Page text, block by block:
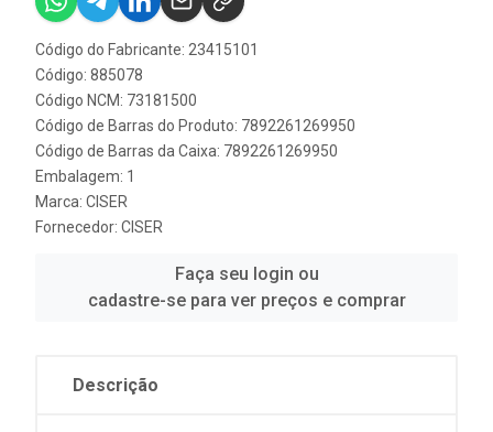
Código do Fabricante: 23415101
Código: 885078
Código NCM: 73181500
Código de Barras do Produto: 7892261269950
Código de Barras da Caixa: 7892261269950
Embalagem: 1
Marca: CISER
Fornecedor: CISER
Faça seu login ou
cadastre-se para ver preços e comprar
Descrição